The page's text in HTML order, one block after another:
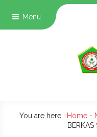
Menu
You are here : Home-